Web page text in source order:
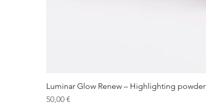
Luminar Glow Renew – Highlighting powder
Preis
50,00 €